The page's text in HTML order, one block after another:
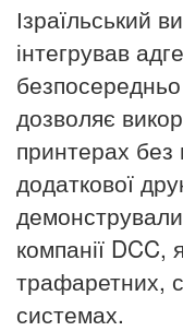
Ізраїльський
інтегрував
дозволяє
принтерах
додаткової
демонстрували
компанії DCC,
трафаретних,
системах.